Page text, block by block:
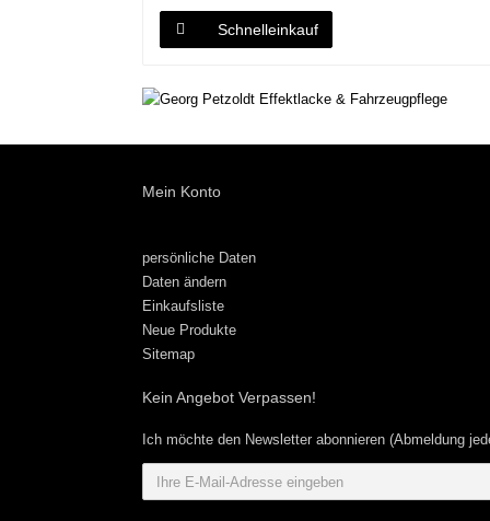
Schnelleinkauf
Mein Konto
persönliche Daten
Daten ändern
Einkaufsliste
Neue Produkte
Sitemap
Kein Angebot Verpassen!
Ich möchte den Newsletter abonnieren (Abmeldung